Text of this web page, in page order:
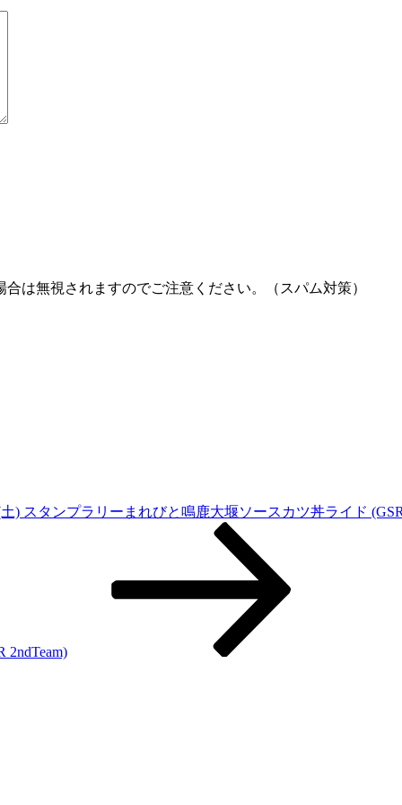
は無視されますのでご注意ください。（スパム対策）
土) スタンプラリーまれびと鳴鹿大堰ソースカツ丼ライド
2ndTeam)